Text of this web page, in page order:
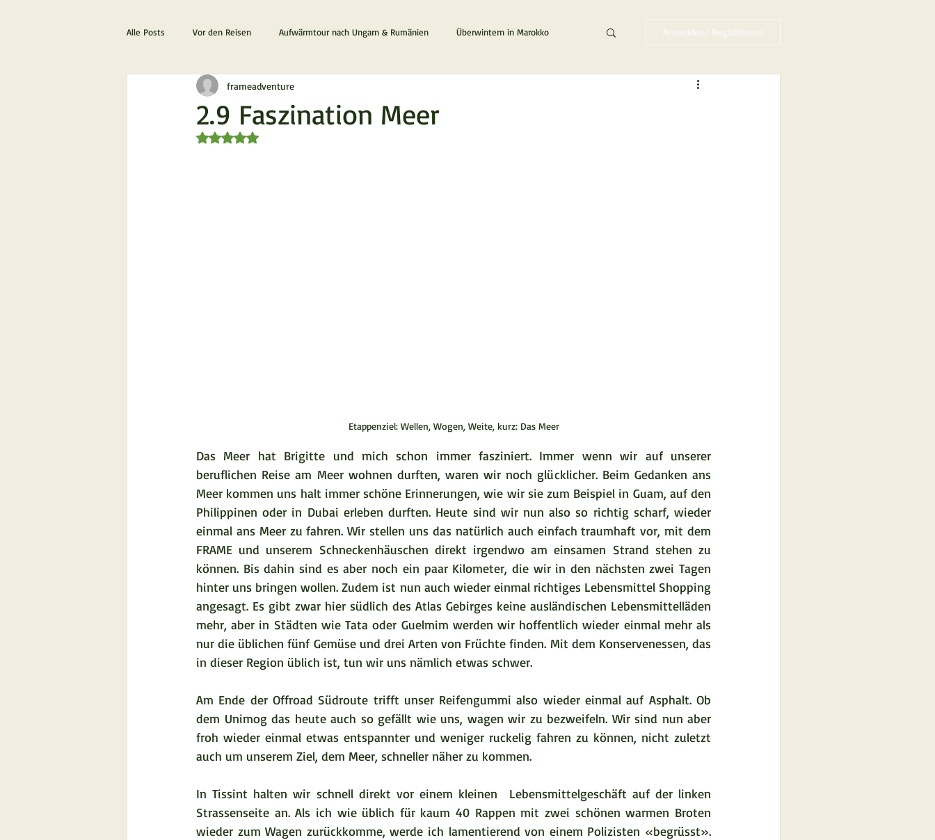
Alle Posts Vor den Reisen Aufwärmtour nach Ungarn & Rumänien Überwintern in Marokko
Die ultimative Schottland Erfahrung
Lanzarote & Fuerteventura
Anmelden/ Registrieren
2.9 Faszination Meer
frameadventure
Mit NaN von 5 Sternen bewertet.
Etappenziel: Wellen, Wogen, Weite, kurz: Das Meer
Das Meer hat Brigitte und mich schon immer fasziniert. Immer wenn wir auf unserer
beruflichen Reise am Meer wohnen durften, waren wir noch glücklicher. Beim Gedanken ans
Meer kommen uns halt immer schöne Erinnerungen, wie wir sie zum Beispiel in Guam, auf den
Philippinen oder in Dubai erleben durften. Heute sind wir nun also so richtig scharf, wieder
einmal ans Meer zu fahren. Wir stellen uns das natürlich auch einfach traumhaft vor, mit dem
FRAME und unserem Schneckenhäuschen direkt irgendwo am einsamen Strand stehen zu
können. Bis dahin sind es aber noch ein paar Kilometer, die wir in den nächsten zwei Tagen
hinter uns bringen wollen. Zudem ist nun auch wieder einmal richtiges Lebensmittel Shopping
angesagt. Es gibt zwar hier südlich des Atlas Gebirges keine ausländischen Lebensmittelläden
mehr, aber in Städten wie Tata oder Guelmim werden wir hoffentlich wieder einmal mehr als
nur die üblichen fünf Gemüse und drei Arten von Früchte finden. Mit dem Konservenessen, das
in dieser Region üblich ist, tun wir uns nämlich etwas schwer.
Am Ende der Offroad Südroute trifft unser Reifengummi also wieder einmal auf Asphalt. Ob
dem Unimog das heute auch so gefällt wie uns, wagen wir zu bezweifeln. Wir sind nun aber
froh wieder einmal etwas entspannter und weniger ruckelig fahren zu können, nicht zuletzt
auch um unserem Ziel, dem Meer, schneller näher zu kommen.
In Tissint halten wir schnell direkt vor einem kleinen  Lebensmittelgeschäft auf der linken
Strassenseite an. Als ich wie üblich für kaum 40 Rappen mit zwei schönen warmen Broten
wieder zum Wagen zurückkomme, werde ich lamentierend von einem Polizisten «begrüsst».